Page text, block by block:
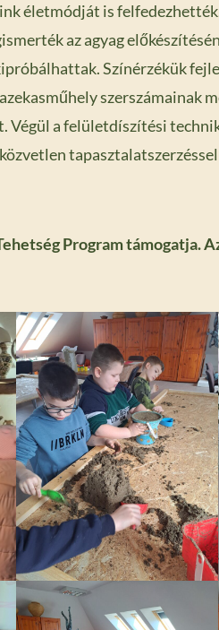
életmódját is
az agyag
Színérzékük
szerszámainak
Végül a felületdíszítési
Program támogatja.